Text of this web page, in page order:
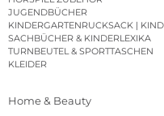
JUGENDBÜCHER
SACHBÜCHER & KINDERLEXIKA
TURNBEUTEL & SPORTTASCHEN
KLEIDER
Home & Beauty